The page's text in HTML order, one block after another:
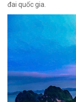
đai quốc gia.